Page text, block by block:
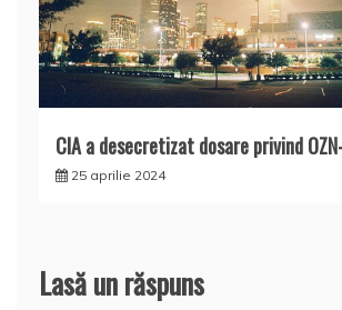
CIA a desecretizat dosare privind
25 aprilie 2024
Lasă un răspuns